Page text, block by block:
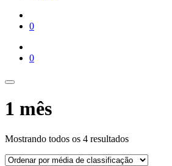
0
0
1 mês
Mostrando todos os 4 resultadosClassificado
classificação